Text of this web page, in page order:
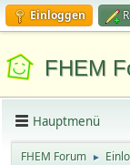
Einloggen
FHEM
Hauptmenü
FHEM Forum ►